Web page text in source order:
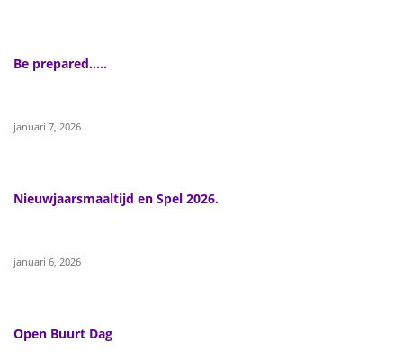
Be prepared…..
januari 7, 2026
Nieuwjaarsmaaltijd en Spel 2026.
januari 6, 2026
Open Buurt Dag